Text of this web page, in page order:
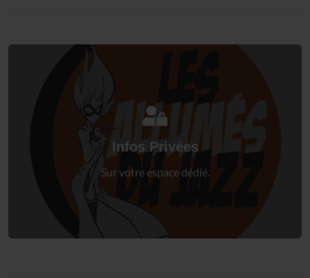
Infos Privées
Sur votre espace dédié.
Connectez-vous